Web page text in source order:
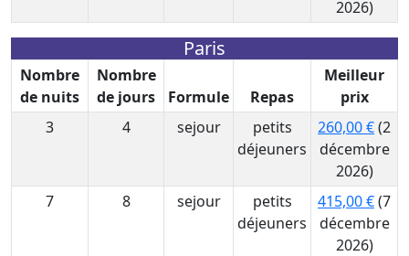
2026)
Paris
Nombre
de nuits
Nombre
de jours
Formule Repas
Meilleur
prix
3
4 sejour
petits
déjeuners
260,00 €(2
décembre
2026)
7
8 sejour
petits
déjeuners
415,00 €(7
décembre
2026)